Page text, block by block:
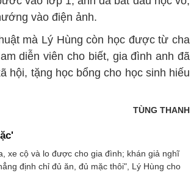
vào điện ảnh.
mà Lý Hùng còn học được từ cha
diễn viên cho biết, gia đình anh đã
hội, tặng học bổng cho học sinh hiếu
TÙNG THANH
xe cộ và lo được cho gia đình; khán giả nghĩ
định chỉ đủ ăn, đủ mặc thôi", Lý Hùng cho